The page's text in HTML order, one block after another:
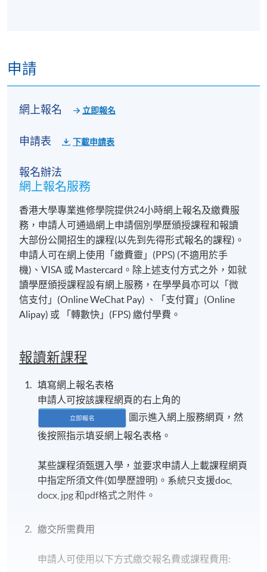
申請
網上報名 立即報名
申請表 下載申請表
報名辦法
網上報名服務
香港大學專業進修學院提供24小時網上報名及繳費服
務，申請人可通過網上申請個別學歷頒授課程和報讀
大部份公開招生的課程(以先到先得形式報名的課程)。
申請人可在網上使用「繳費靈」(PPS) (不適用於手
機)、VISA 或 Mastercard。除上述支付方式之外，如就
讀學歷頒授課程設有網上服務，在學學員亦可以「微
信支付」(Online WeChat Pay) 、「支付寶」(Online
Alipay) 或 「轉數快」(FPS) 繳付學費。
報讀新課程
填寫網上報名表格
申請人可按該課程網頁的右上角的
圖示進入網上服務網頁，然
後按照指示填妥網上報名表格。
某些課程須甄選入學，並要求申請人上載課程網頁
中指定所須文件(如學歷證明)。系統只支援doc,
docx, jpg 和pdf格式之附件。
繳交所需費用
申請人可使用以下方式繳交報名費或課程費用: